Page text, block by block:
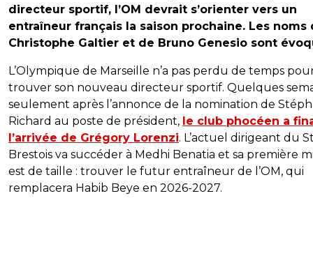
directeur sportif, l’OM devrait s’orienter vers un
entraîneur français la saison prochaine. Les noms
Christophe Galtier et de Bruno Genesio sont
L’Olympique de Marseille n’a pas perdu de temps
trouver son nouveau directeur sportif. Quelques
seulement après l’annonce de la nomination de
Richard au poste de président, le club phocéen a
l’arrivée de Grégory Lorenzi. L’actuel dirigeant du
Brestois va succéder à Medhi Benatia et sa première
est de taille : trouver le futur entraîneur de l’OM, qui
remplacera Habib Beye en 2026-2027.